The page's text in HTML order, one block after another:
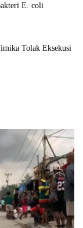
E. coli
Tolak Eksekusi